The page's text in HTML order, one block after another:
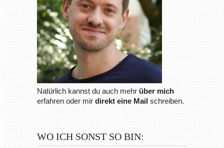
Natürlich kannst du auch mehr über mich
erfahren oder mir direkt eine Mailschreiben.
WO ICH SONST SO BIN: